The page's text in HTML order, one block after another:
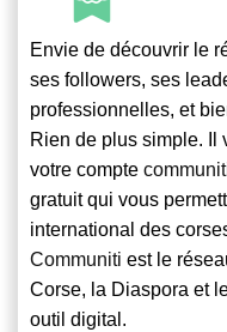
Envie de découvrir le
ses followers, ses
professionnelles, et
Rien de plus simple. Il
votre compte
gratuit qui vous
international des
Communiti est le
Corse, la Diaspora et
outil digital.